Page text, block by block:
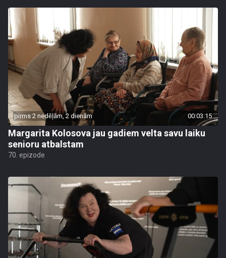
pirms 2 nedēļām, 2 dienām 00:03:15
Margarita Kolosova jau gadiem velta savu laiku
senioru atbalstam
70. epizode